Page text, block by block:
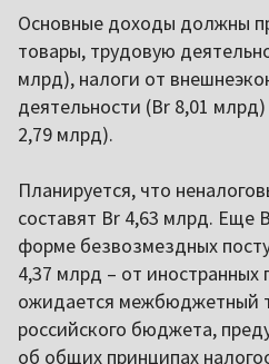
Основные доходы должны
товары, трудовую
млрд), налоги от
деятельности (Br 8,01
2,79 млрд).
Планируется, что
составят Br 4,63 млрд. Еще
форме безвозмездных
4,37 млрд – от иностранных
ожидается межбюджетный
российского бюджета,
об общих принципах